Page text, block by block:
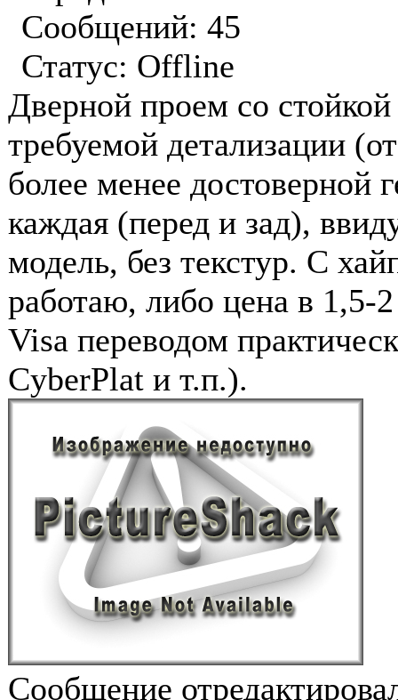
Сообщений: 45
Статус: Offline
Дверной проем со
требуемой детализации
более менее достоверной
каждая (перед и зад),
модель, без текстур. С
работаю, либо цена в 1,5-
Visa переводом
CyberPlat и т.п.).
Сообщение